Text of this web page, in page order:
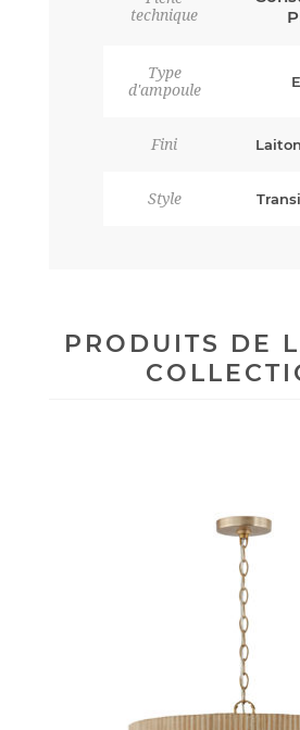
technique
Type
d'ampoule
Fini
Style
PRODUITS DE